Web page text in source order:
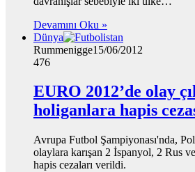
Devamını Oku »
Dünya
Rummenigge15/06/2012
476
EURO 2012’de olay
holiganlara hapis
Avrupa Futbol Şampiyonası'nda,
olaylara karışan 2 İspanyol, 2 Rus
hapis cezaları verildi.